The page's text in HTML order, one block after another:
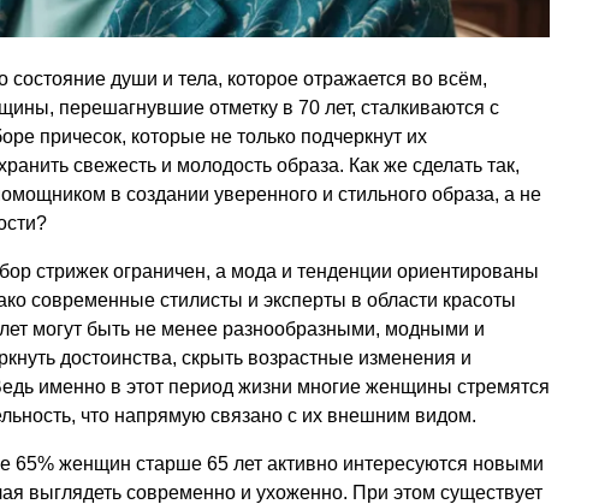
души и тела, которое отражается во всём,
перешагнувшие отметку в 70 лет, сталкиваются с
причесок, которые не только подчеркнут их
свежесть и молодость образа. Как же сделать так,
в создании уверенного и стильного образа, а не
стрижек ограничен, а мода и тенденции ориентированы
современные стилисты и эксперты в области красоты
могут быть не менее разнообразными, модными и
достоинства, скрыть возрастные изменения и
именно в этот период жизни многие женщины стремятся
что напрямую связано с их внешним видом.
65% женщин старше 65 лет активно интересуются новыми
выглядеть современно и ухоженно. При этом существует